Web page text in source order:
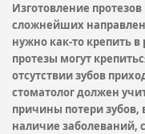
Изготовление
сложнейших
нужно как-то крепить
протезы могут
отсутствии зубов
стоматолог должен
причины потери
наличие заболеваний,